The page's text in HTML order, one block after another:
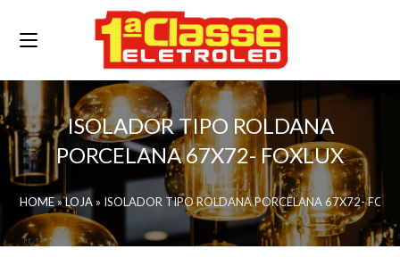
ISOLADOR TIPO ROLDANA
PORCELANA 67X72- FOXLUX
HOME »LOJA » ISOLADOR TIPO ROLDANA PORCELANA 67X72-